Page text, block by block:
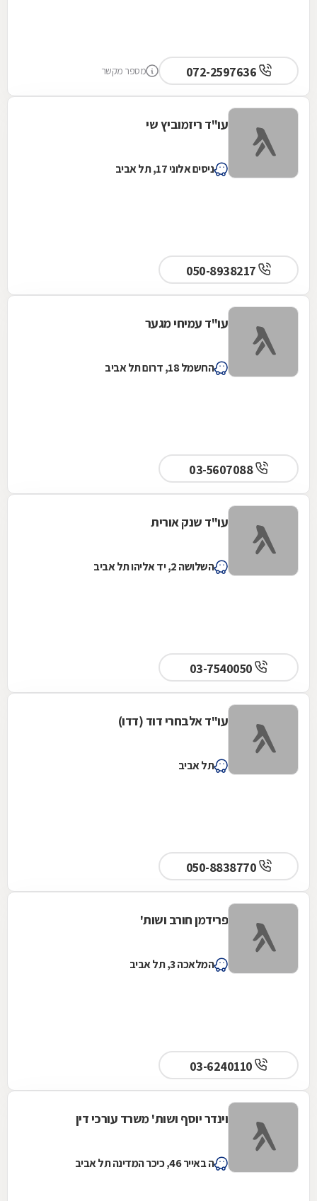
מספר מקשר
עו"ד ריזמוביץ שי
ניסים אלוני 17, תל אביב
עו"ד עמיחי מגער
החשמל 18, דרום תל אביב
03-5607088
עו"ד שנק אורית
השלושה 2, יד אליהו תל אביב
03-7540050
עו"ד אלבחרי דוד (דדו)
תל אביב
פרידמן חורב ושות'
המלאכה 3, תל אביב
03-6240110
וינדר יוסף ושות' משרד עורכי דין
ה באייר 46, כיכר המדינה תל אביב